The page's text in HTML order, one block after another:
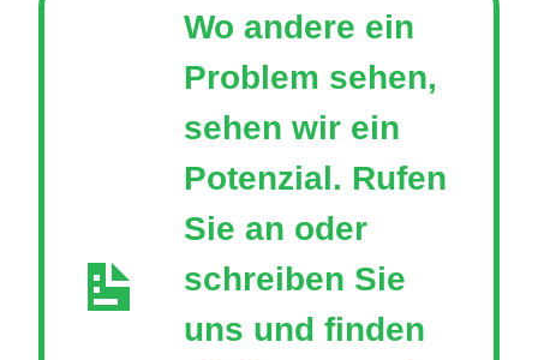
Wo andere ein
Problem sehen,
sehen wir ein
Potenzial. Rufen
Sie an oder
schreiben Sie
uns und finden